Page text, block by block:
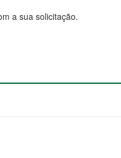
a sua solicitação.